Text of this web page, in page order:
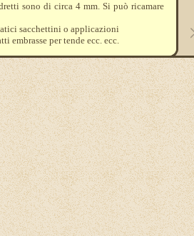
sono di circa 4 mm. Si può ricamare
sacchettini o applicazioni
embrasse per tende ecc. ecc.
schemi il telaio o il nostro blog